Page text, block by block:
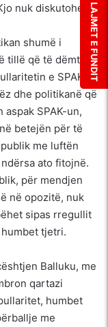
nuk diskutohet.
shumë i
tillë që të dëmtojë
e SPAK-ut
dhe politikanë që
SPAK-un,
betejën për të
me luftën
ato fitojnë.
për mendjen
në opozitë, nuk
sipas rregullit
tjetri.
Balluku, me
qartazi
humbet
me
LAJMET E FUNDIT